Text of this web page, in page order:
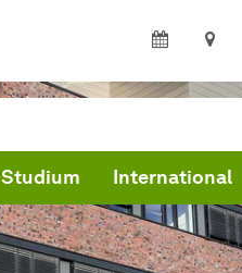
Studium International